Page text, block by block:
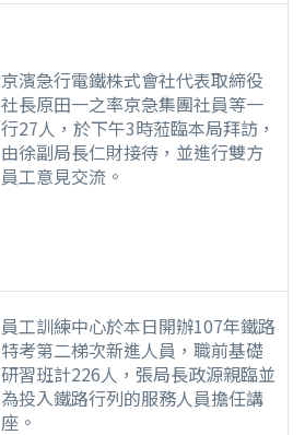
京濱急行電鐵株式會社代表取締役
社長原田一之率京急集團社員等一
行27人，於下午3時蒞臨本局拜訪，
由徐副局長仁財接待，並進行雙方
員工意見交流。
員工訓練中心於本日開辦107年鐵路
特考第二梯次新進人員，職前基礎
研習班計226人，張局長政源親臨並
為投入鐵路行列的服務人員擔任講
座。